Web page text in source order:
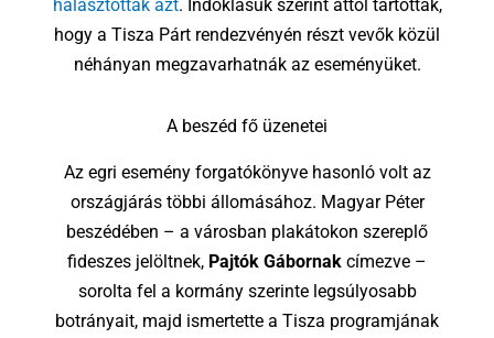
halasztották azt. Indoklásuk szerint attól tartottak,
hogy a Tisza Párt rendezvényén részt vevők közül
néhányan megzavarhatnák az eseményüket.
A beszéd fő üzenetei
Az egri esemény forgatókönyve hasonló volt az
országjárás többi állomásához. Magyar Péter
beszédében – a városban plakátokon szereplő
fideszes jelöltnek, Pajtók Gábornak címezve –
sorolta fel a kormány szerinte legsúlyosabb
botrányait, majd ismertette a Tisza programjának